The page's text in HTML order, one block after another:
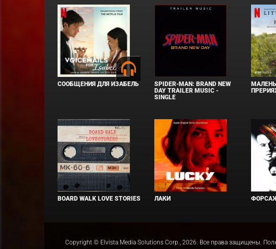
СООБЩЕНИЯ ДЛЯ ИЗАБЕЛЬ
SPIDER-MAN: BRAND NEW
DAY TRAILER MUSIC -
SINGLE
BOARD WALK LOVE STORIES ЛАКИ
Copyright © Elvista Media Solutions Corp., 2026. Все права защищены.